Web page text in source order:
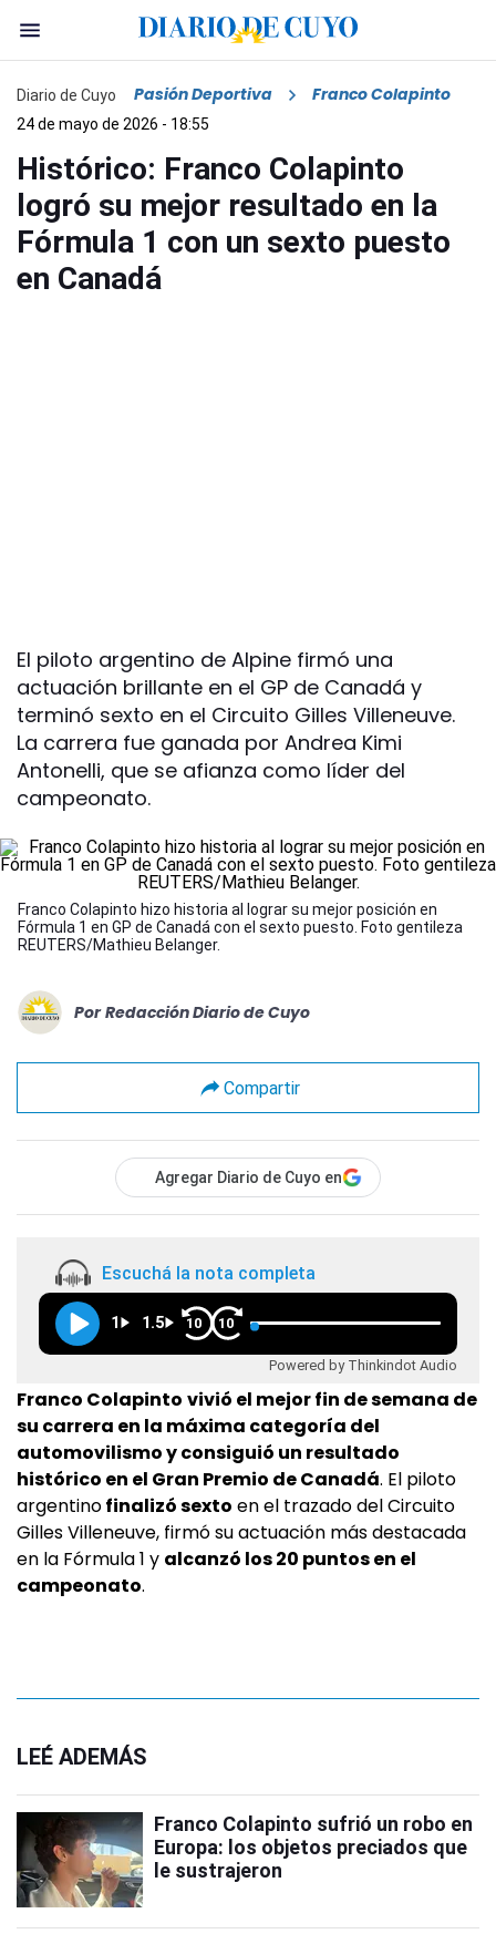
Diario de Cuyo Pasión Deportiva Franco Colapinto
24 de mayo de 2026 - 18:55
Histórico: Franco Colapinto
logró su mejor resultado en la
Fórmula 1 con un sexto puesto
en Canadá
El piloto argentino de Alpine firmó una
actuación brillante en el GP de Canadá y
terminó sexto en el Circuito Gilles Villeneuve.
La carrera fue ganada por Andrea Kimi
Antonelli, que se afianza como líder del
campeonato.
Franco Colapinto hizo historia al lograr su mejor posición en
Fórmula 1 en GP de Canadá con el sexto puesto. Foto gentileza
REUTERS/Mathieu Belanger.
Por Redacción Diario de Cuyo
Compartir
Agregar Diario de Cuyo en
Escuchá la nota completa
1 1.5 10 10
Powered by Thinkindot Audio
Franco Colapinto vivió el mejor fin de semana de
su carrera en la máxima categoría del
automovilismo y consiguió un resultado
histórico en el Gran Premio de Canadá. El piloto
argentinofinalizó sexto en el trazado del Circuito
Gilles Villeneuve, firmó su actuación más destacada
en la Fórmula 1 y alcanzó los 20 puntos en el
campeonato.
LEÉ ADEMÁS
Franco Colapinto sufrió un robo en
Europa: los objetos preciados que
le sustrajeron